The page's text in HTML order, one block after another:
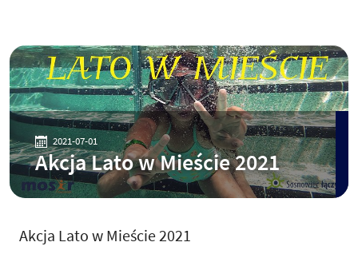
2021-07-01
Akcja Lato w Mieście 2021
Akcja Lato w Mieście 2021